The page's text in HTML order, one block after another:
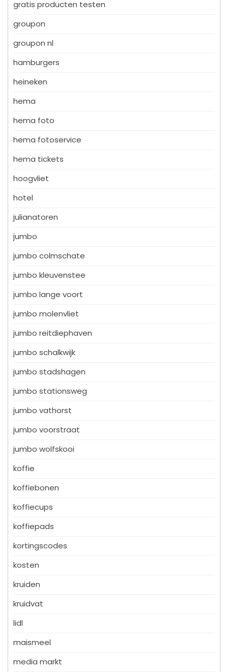
gratis producten testen
groupon
groupon nl
hamburgers
heineken
hema
hema foto
hema fotoservice
hema tickets
hoogvliet
hotel
julianatoren
jumbo
jumbo colmschate
jumbo kleuvenstee
jumbo lange voort
jumbo molenvliet
jumbo reitdiephaven
jumbo schalkwijk
jumbo stadshagen
jumbo stationsweg
jumbo vathorst
jumbo voorstraat
jumbo wolfskooi
koffie
koffiebonen
koffiecups
koffiepads
kortingscodes
kosten
kruiden
kruidvat
lidl
maismeel
media markt